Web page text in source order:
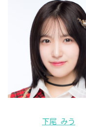
下尾 みう